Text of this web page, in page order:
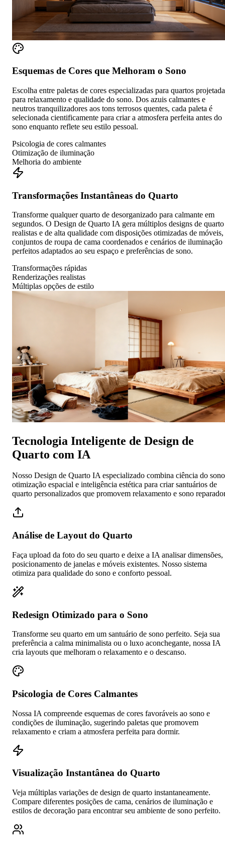
Esquemas de Cores que Melhoram o Sono
Escolha entre paletas de cores especializadas para quartos
para relaxamento e qualidade do sono. Dos azuis calmantes e
neutros tranquilizadores aos tons terrosos quentes, cada paleta é
selecionada cientificamente para criar a atmosfera perfeita antes do
sono enquanto reflete seu estilo pessoal.
Psicologia de cores calmantes
Otimização de iluminação
Melhoria do ambiente
Transformações Instantâneas do Quarto
Transforme qualquer quarto de desorganizado para calmante em
segundos. O Design de Quarto IA gera múltiplos designs de quarto
realistas e de alta qualidade com disposições otimizadas de móveis,
conjuntos de roupa de cama coordenados e cenários de iluminação
perfeitos adaptados ao seu espaço e preferências de sono.
Transformações rápidas
Renderizações realistas
Múltiplas opções de estilo
Tecnologia Inteligente de Design de
Quarto com IA
Nosso Design de Quarto IA especializado combina ciência do
otimização espacial e inteligência estética para criar santuários de
quarto personalizados que promovem relaxamento e sono
Análise de Layout do Quarto
Faça upload da foto do seu quarto e deixe a IA analisar dimensões,
posicionamento de janelas e móveis existentes. Nosso sistema
otimiza para qualidade do sono e conforto pessoal.
Redesign Otimizado para o Sono
Transforme seu quarto em um santuário de sono perfeito. Seja sua
preferência a calma minimalista ou o luxo aconchegante, nossa IA
cria layouts que melhoram o relaxamento e o descanso.
Psicologia de Cores Calmantes
Nossa IA compreende esquemas de cores favoráveis ao sono e
condições de iluminação, sugerindo paletas que promovem
relaxamento e criam a atmosfera perfeita para dormir.
Visualização Instantânea do Quarto
Veja múltiplas variações de design de quarto instantaneamente.
Compare diferentes posições de cama, cenários de iluminação e
estilos de decoração para encontrar seu ambiente de sono perfeito.